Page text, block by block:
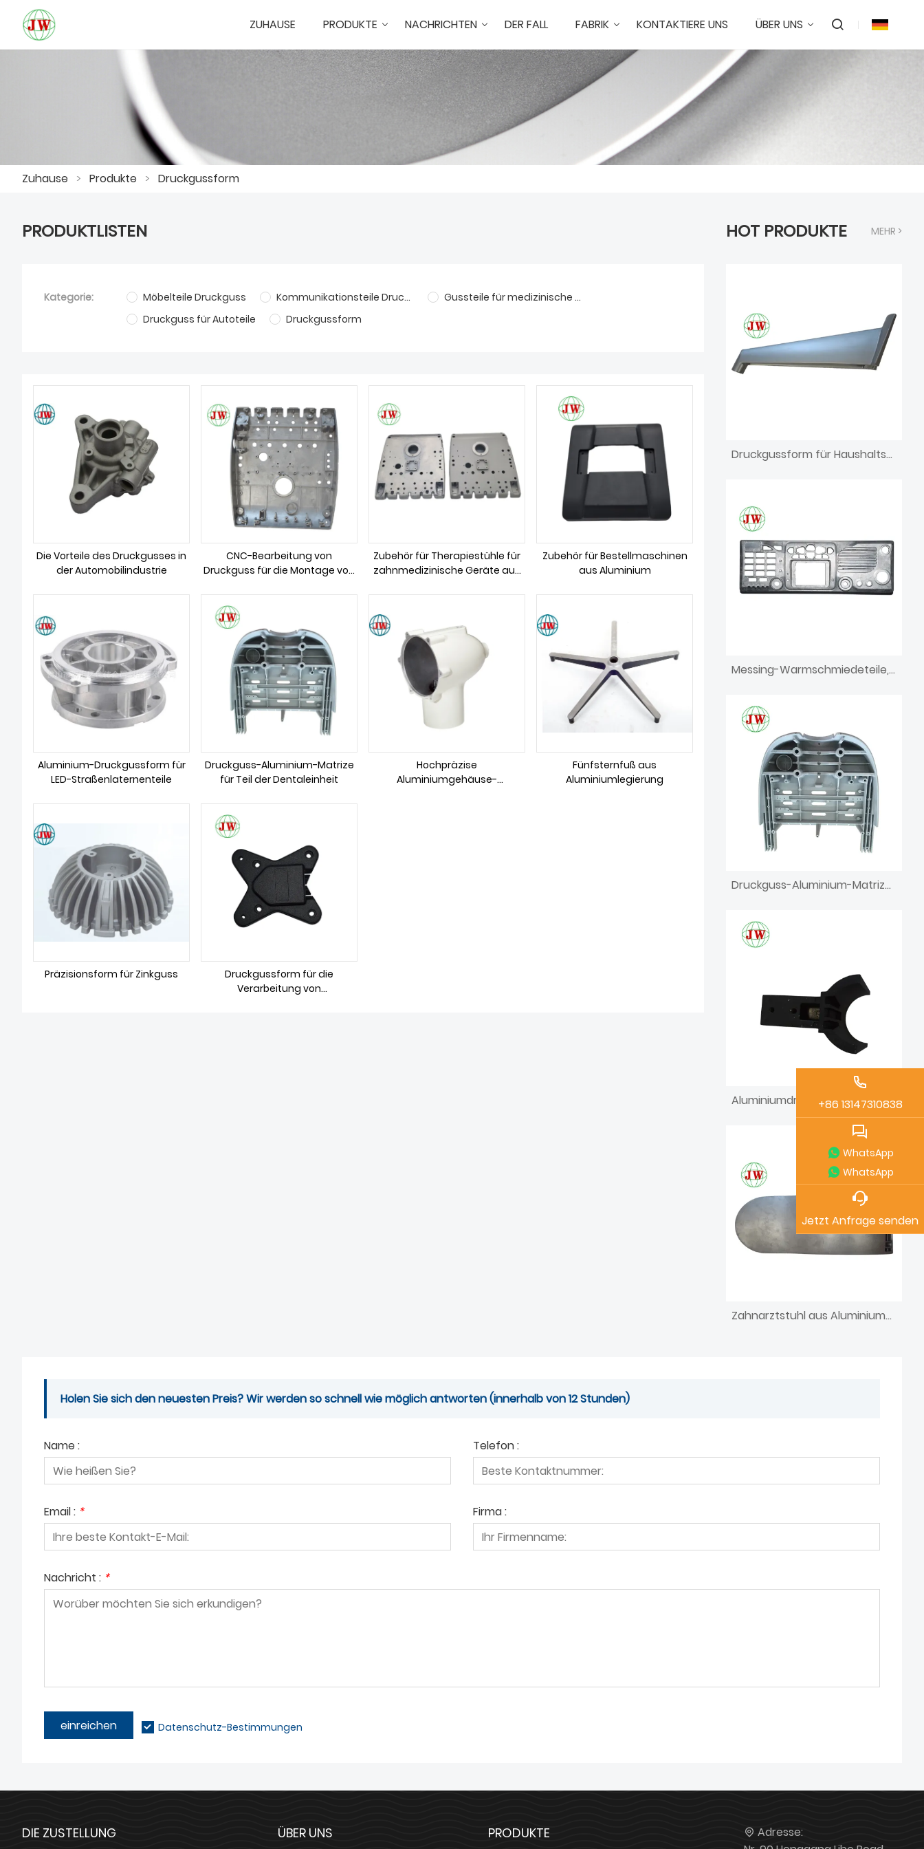
ZUHAUSE PRODUKTE NACHRICHTEN DER FALL FABRIK KONTAKTIERE UNS ÜBER UNS
Zuhause > Produkte > Druckgussform
PRODUKTLISTEN
Kategorie: Möbelteile Druckguss Kommunikationsteile Druckguss
Gussteile für medizinische Maschinen
Druckguss für Autoteile
Druckgussform
Die Vorteile des Druckgusses in
der Automobilindustrie
CNC-Bearbeitung von
Druckguss für die Montage von
Zubehör für Therapiestühle für
zahnmedizinische Geräte aus
Zubehör für Bestellmaschinen
aus Aluminium
Aluminium-Druckgussform für
LED-Straßenlaternenteile
Druckguss-Aluminium-Matrize
für Teil der Dentaleinheit
Hochpräzise
Aluminiumgehäuse-
Fünfsternfuß aus
Aluminiumlegierung
Präzisionsform für Zinkguss
Druckgussform für die
Verarbeitung von
HOT PRODUKTE MEHR >
Druckgussform für Haushaltsgeräte
Messing-Warmschmiedeteile, Investition, CNC-Bearbeitung, Druckguss
Druckguss-Aluminium-Matrize für Teil der Dentaleinheit
Aluminiumdruckgussteile für die Möbellandwirtschaft
Zahnarztstuhl aus Aluminiumdruckguss
Holen Sie sich den neuesten Preis? Wir werden so schnell wie möglich antworten (innerhalb von 12 Stunden)
Name : Telefon :
Email : * Firma :
Nachricht : *
einreichen Datenschutz-Bestimmungen
DIE ZUSTELLUNG ÜBER UNS PRODUKTE
Adresse:
+86 13147310838
WhatsApp
WhatsApp
Jetzt Anfrage senden